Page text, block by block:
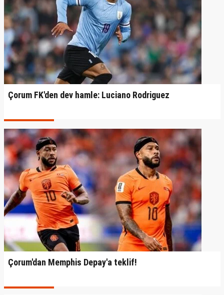
Çorum FK'den dev hamle: Luciano Rodriguez
Çorum'dan Memphis Depay'a teklif!